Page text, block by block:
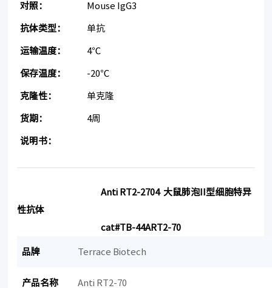
对照： Mouse IgG3
抗体类型： 单抗
运输温度： 4℃
保存温度： -20℃
克隆性： 单克隆
货期： 4周
说明书：
Anti RT2-2704 大鼠肺泡II型细胞特异
性抗体
cat#TB-44ART2-70
品牌 Terrace Biotech
产品名称 Anti RT2-70